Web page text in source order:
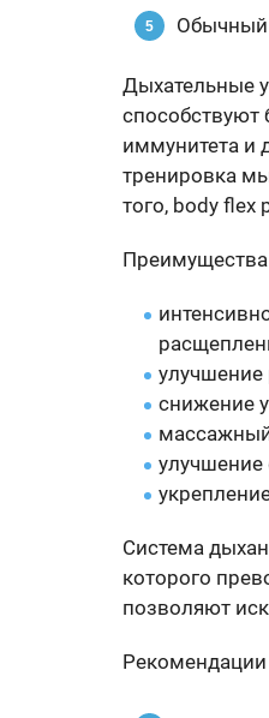
Обычный
Дыхательные
способствуют
иммунитета и
тренировка
того, body flex
улучшение
снижение
улучшение
Система
которого
позволяют
Рекомендации